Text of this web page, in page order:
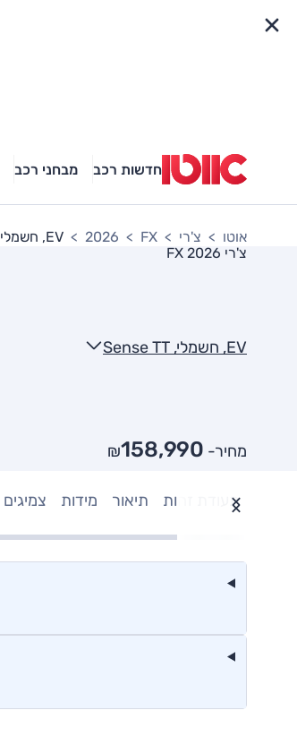
חדשות רכב מבחני רכב
אוטו צ'רי FX
2026
EV, חשמלי, Sense TT
צ'רי FX 2026
EV, חשמלי, Sense TT
מחיר- ₪ 158,990
תעודת זהות תיאור מידות צמיגים